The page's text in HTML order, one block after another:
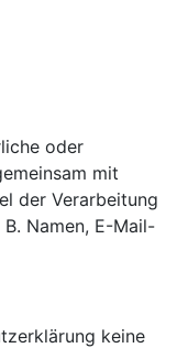
oder
mit
der Verarbeitung
Namen, E-Mail-
keine